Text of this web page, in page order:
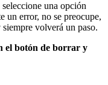
una opción
un error, no se preocupe,
volverá un paso.
el botón de borrar y